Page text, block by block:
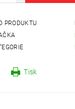
PRODUKTU
Tisk